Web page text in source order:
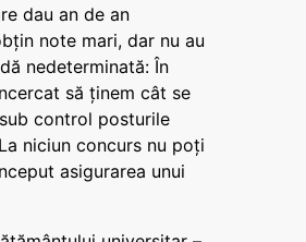
dau an de an
note mari, dar nu au
nedeterminată: În
să ținem cât se
control posturile
niciun concurs nu poți
asigurarea unui